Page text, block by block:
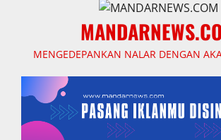
MENGEDEPANKAN NALAR DENGAN